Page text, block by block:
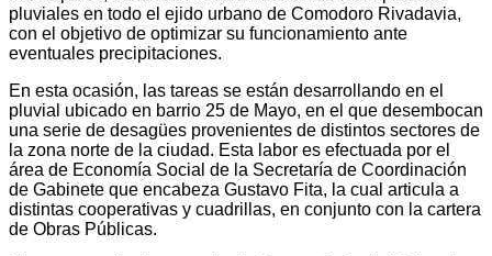
pluviales en todo el ejido urbano de Comodoro Rivadavia,
con el objetivo de optimizar su funcionamiento ante
eventuales precipitaciones.
En esta ocasión, las tareas se están desarrollando en el
pluvial ubicado en barrio 25 de Mayo, en el que desembocan
una serie de desagües provenientes de distintos sectores de
la zona norte de la ciudad. Esta labor es efectuada por el
área de Economía Social de la Secretaría de Coordinación
de Gabinete que encabeza Gustavo Fita, la cual articula a
distintas cooperativas y cuadrillas, en conjunto con la cartera
de Obras Públicas.